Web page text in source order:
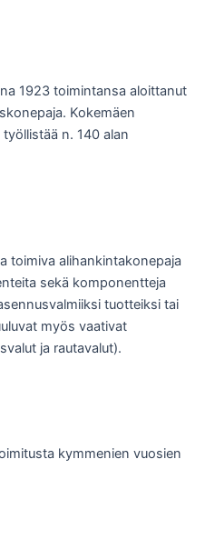
1923 toimintansa aloittanut
Kokemäen
n. 140 alan
toimiva alihankintakonepaja
sekä komponentteja
tuotteiksi tai
myös vaativat
ja rautavalut).
kymmenien vuosien